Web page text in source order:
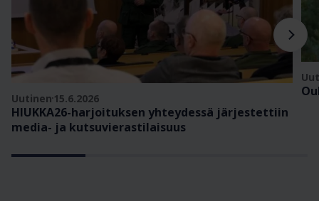
Uutinen 15.6.2026
HIUKKA26-harjoituksen yhteydessä järjestettiin
media- ja kutsuvierastilaisuus